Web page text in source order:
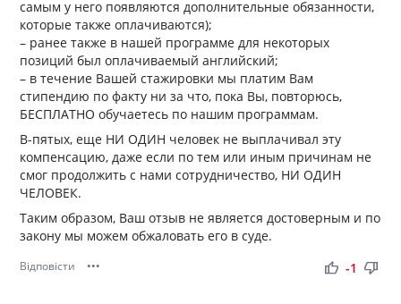
самым у него появляются дополнительные обязанности,
которые также оплачиваются);
– ранее также в нашей программе для некоторых
позиций был оплачиваемый английский;
– в течение Вашей стажировки мы платим Вам
стипендию по факту ни за что, пока Вы, повторюсь,
БЕСПЛАТНО обучаетесь по нашим программам.
В-пятых, еще НИ ОДИН человек не выплачивал эту
компенсацию, даже если по тем или иным причинам не
смог продолжить с нами сотрудничество, НИ ОДИН
ЧЕЛОВЕК.
Таким образом, Ваш отзыв не является достоверным и по
закону мы можем обжаловать его в суде.
Відповісти ••• thumb_up thumb_down
-1